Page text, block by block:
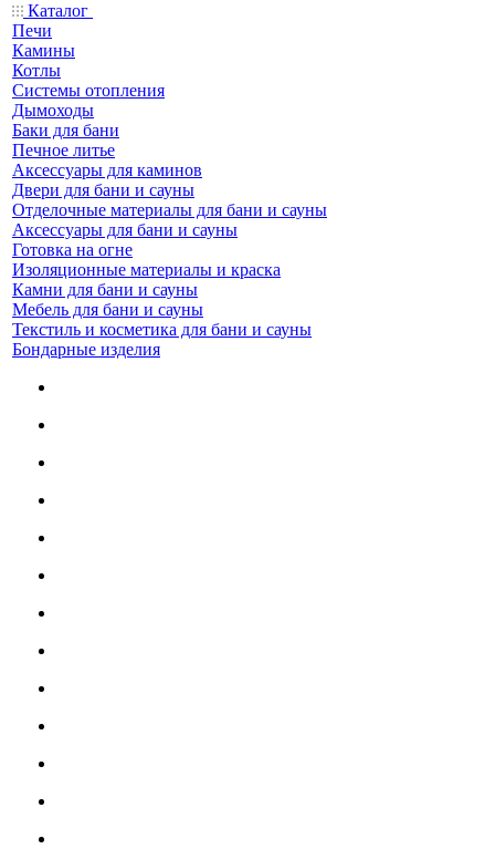
Каталог
Печи
Камины
Котлы
Системы отопления
Дымоходы
Баки для бани
Печное литье
Аксессуары для каминов
Двери для бани и сауны
Отделочные материалы для бани и сауны
Аксессуары для бани и сауны
Готовка на огне
Изоляционные материалы и краска
Камни для бани и сауны
Мебель для бани и сауны
Текстиль и косметика для бани и сауны
Бондарные изделия